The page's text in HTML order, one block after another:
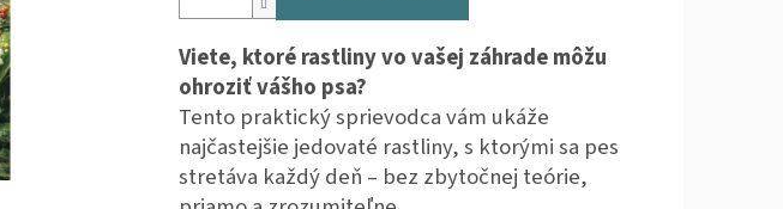
Viete, ktoré rastliny vo vašej záhrade môžu
ohroziť vášho psa?
Tento praktický sprievodca vám ukáže
najčastejšie jedovaté rastliny, s ktorými sa pes
stretáva každý deň – bez zbytočnej teórie,